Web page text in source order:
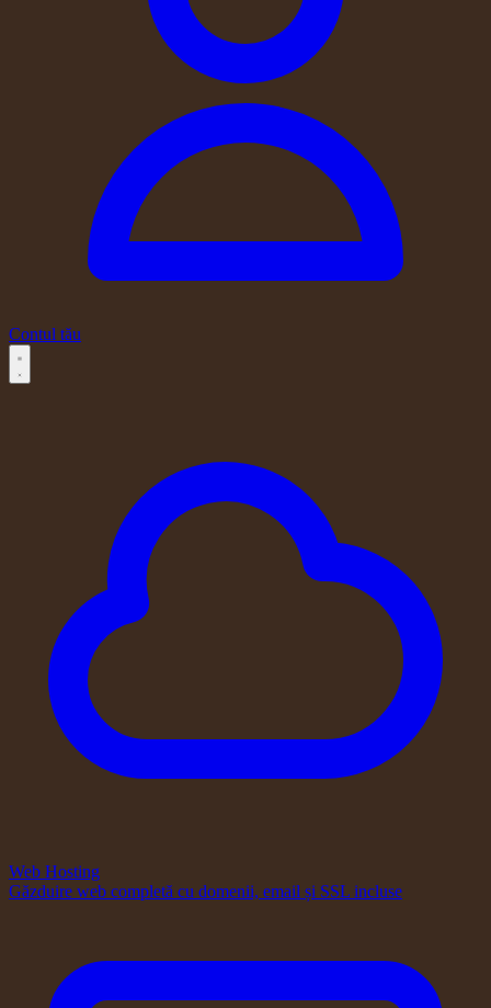
Contul tău
Web Hosting
Găzduire web completă cu domenii, email și SSL incluse